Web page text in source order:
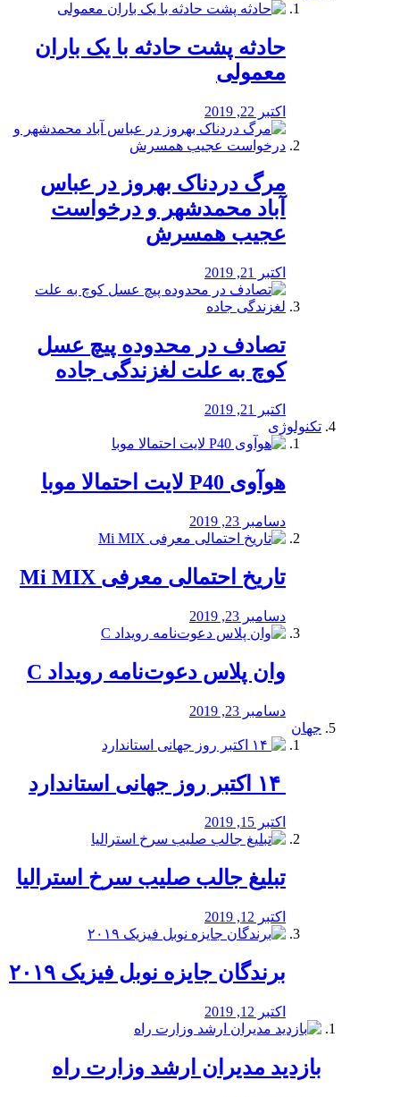
️حادثه پشت حادثه با یک باران
معمولی
اکتبر 22, 2019
مرگ دردناک بهروز در عباس
آباد محمدشهر و درخواست
عجیب همسرش
اکتبر 21, 2019
تصادف در محدوده پیچ عسل
کوچ به علت لغزندگی جاده
اکتبر 21, 2019
تکنولوژی
هوآوی P40 لایت احتمالا موبا
دسامبر 23, 2019
تاریخ احتمالی معرفی Mi MIX
دسامبر 23, 2019
وان پلاس دعوت‌نامه رویداد C
دسامبر 23, 2019
جهان
اکتبر 15, 2019
تبلیغ جالب صلیب سرخ استرالیا
اکتبر 12, 2019
برندگان جایزه نوبل فیزیک ۲۰۱۹
اکتبر 12, 2019
بازدید مدیران ارشد وزارت راه